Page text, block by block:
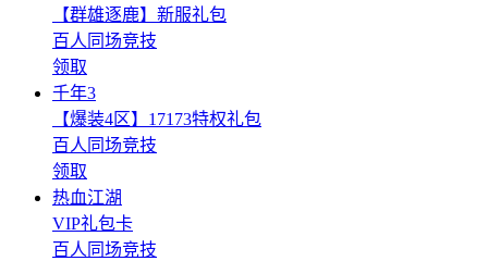
【群雄逐鹿】新服礼包
百人同场竞技
领取
千年3
【爆装4区】17173特权礼包
百人同场竞技
领取
热血江湖
VIP礼包卡
百人同场竞技